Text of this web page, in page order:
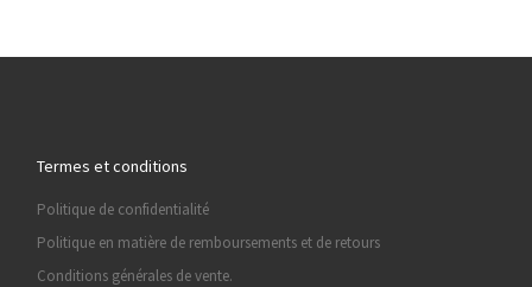
Termes et conditions
Politique de confidentialité
Politique en matière de remboursements et de retours
Conditions générales de vente.